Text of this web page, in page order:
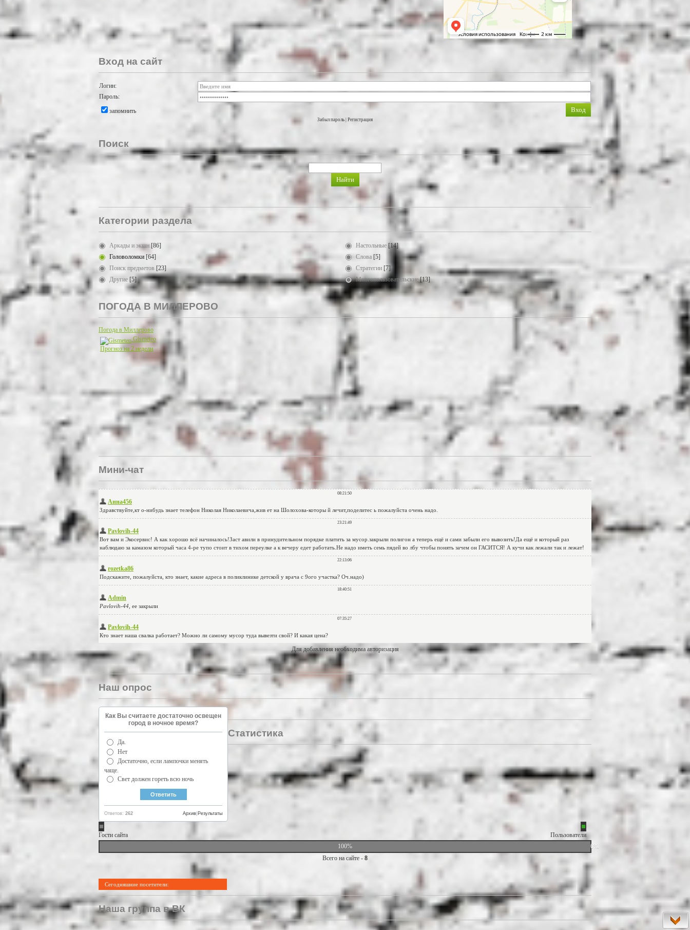
Вход на сайт
Логин:
Пароль:
запомнить
Забыл пароль Регистрация
Поиск
Категории раздела
Аркады и экшн [86] Настольные [14]
Головоломки [64] Слова [5]
Поиск предметов [23] Стратегии [7]
Другие [5] Многопользовательские [13]
ПОГОДА В МИЛЛЕРОВО
Погода в Миллерово
Gismeteo
Прогноз на 2 недели
Мини-чат
Для добавления необходима авторизация
Наш опрос
Как Вы считаете достаточно освещен
город в ночное время?
Да.
Нет
Достаточно, если лампочки менять
чаще.
Свет должен гореть всю ночь
Ответов: 262 Результаты
Архив
Статистика
Гости сайта
Пользователи
100%
0%
Всего на сайте - 8
Сегодняшние посетители:
Наша группа в ВК